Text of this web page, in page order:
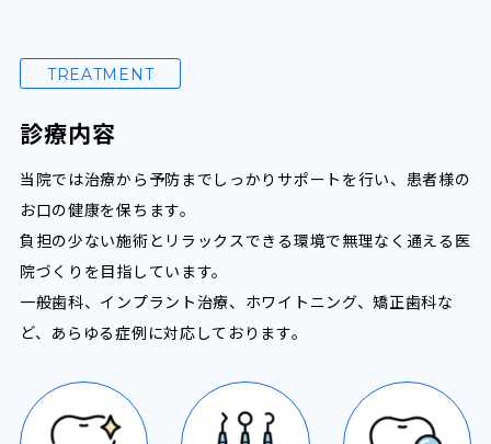
TREATMENT
診療内容
当院では治療から予防までしっかりサポートを行い、患者様の
お口の健康を保ちます。
負担の少ない施術とリラックスできる環境で無理なく通える医
院づくりを目指しています。
一般歯科、インプラント治療、ホワイトニング、矯正歯科な
ど、あらゆる症例に対応しております。